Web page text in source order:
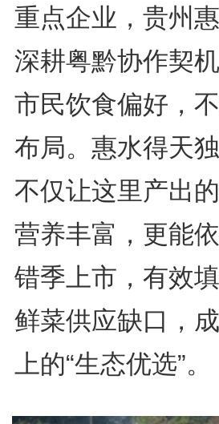
重点企业，贵州
深耕粤黔协作契
市民饮食偏好，
布局。惠水得天
不仅让这里产出
营养丰富，更能
错季上市，有效
鲜菜供应缺口，
上的“生态优选”。